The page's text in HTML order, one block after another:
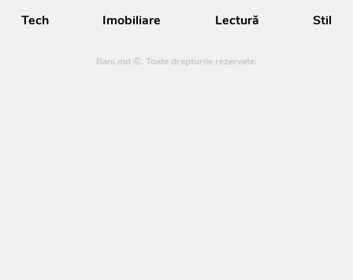
Tech
Imobiliare Lectură Stil
Bani.md ©. Toate drepturile rezervate.